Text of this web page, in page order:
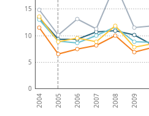
2004 2005 2006 2007 2008 2009
0
5
10
15